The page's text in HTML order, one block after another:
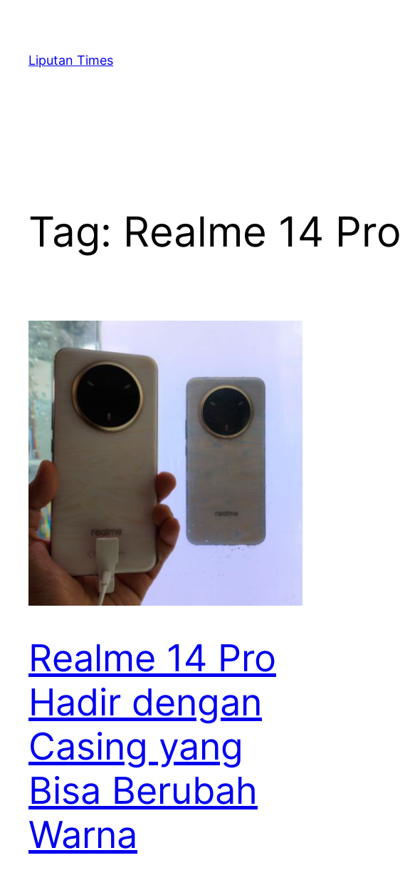
content
Liputan Times
Tag: Realme 14 Pro
Realme 14 Pro
Hadir dengan
Casing yang
Bisa Berubah
Warna